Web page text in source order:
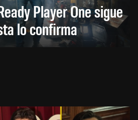
Player One sigue
lo confirma